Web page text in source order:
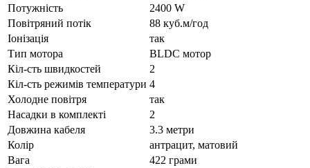
Потужність
2400 W
Повітряний потік
88 куб.м/год
Іонізація
так
Тип мотора
BLDC мотор
Кіл-сть швидкостей
2
Кіл-сть режимів температури 4
Холодне повітря
так
Насадки в комплекті
2
Довжина кабеля
3.3 метри
Колір
антрацит, матовий
Вага
422 грами